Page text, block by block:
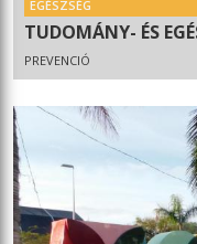
EGÉSZSÉG
TUDOMÁNY- ÉS
PREVENCIÓ